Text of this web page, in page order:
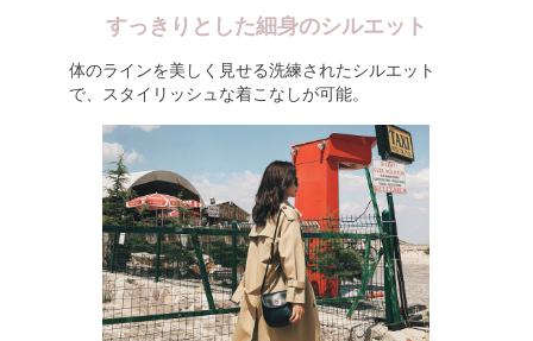
すっきりとした細身のシルエット
体のラインを美しく見せる洗練されたシルエット
で、スタイリッシュな着こなしが可能。